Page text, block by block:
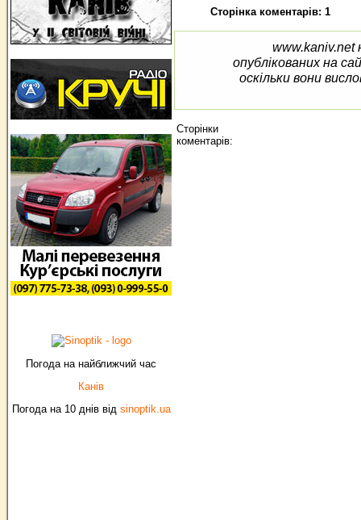
Погода на найближчий час
Канів
Погода на 10 днів від sinoptik.ua
Сторінка коментарів: 1
www.kaniv.net
опублікованих на
оскільки вони
Сторінки
коментарів: